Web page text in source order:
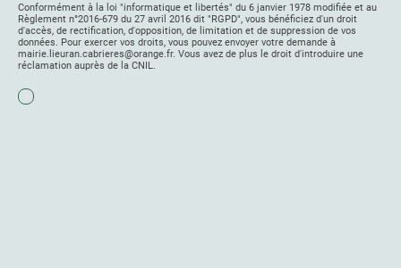
Conformément à la loi "informatique et libertés" du 6 janvier 1978 modifiée et au
Règlement n°2016-679 du 27 avril 2016 dit "RGPD", vous bénéficiez d'un droit
d'accès, de rectification, d'opposition, de limitation et de suppression de vos
données. Pour exercer vos droits, vous pouvez envoyer votre demande à
mairie.lieuran.cabrieres@orange.fr. Vous avez de plus le droit d'introduire une
réclamation auprès de la CNIL.